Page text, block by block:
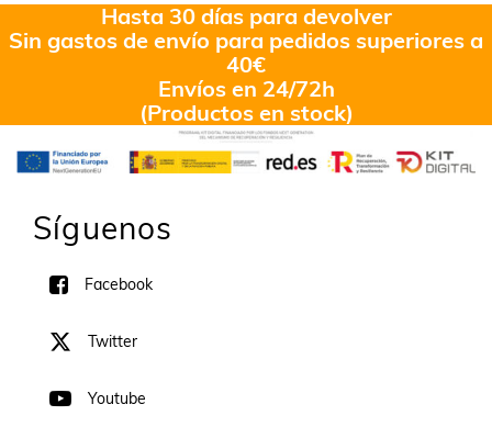
Hasta 30 días para devolver
Sin gastos de envío para pedidos superiores a
40€
Envíos en 24/72h
(Productos en stock)
Síguenos
Facebook
Twitter
Youtube